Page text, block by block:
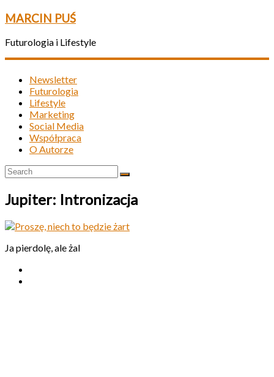
MARCIN PUŚ
Futurologia i Lifestyle
Newsletter
Futurologia
Lifestyle
Marketing
Social Media
Współpraca
O Autorze
Jupiter: Intronizacja
Ja pierdolę, ale żal